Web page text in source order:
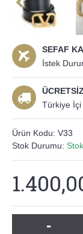
SEFAF
İstek
Türkiye İçi
Ürün Kodu: V33
Stok Durumu:
-